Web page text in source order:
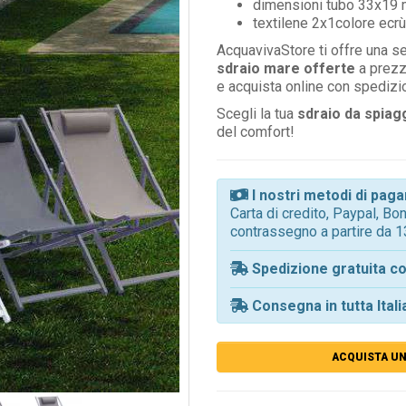
dimensioni tubo 33x19
textilene 2x1colore
AcquavivaStore ti offre una
sdraio mare offerte a
e acquista online con
Scegli la tua sdraio da
del comfort!
I nostri metodi di
Carta di credito, Paypal,
contrassegno a partire da
Spedizione gratuita
Consegna in tutta
ACQUISTA